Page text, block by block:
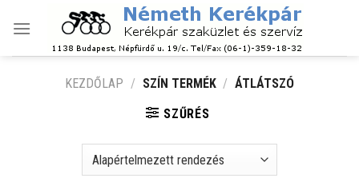
KEZDŐLAP / SZÍN TERMÉK / ÁTLÁTSZÓ
SZŰRÉS